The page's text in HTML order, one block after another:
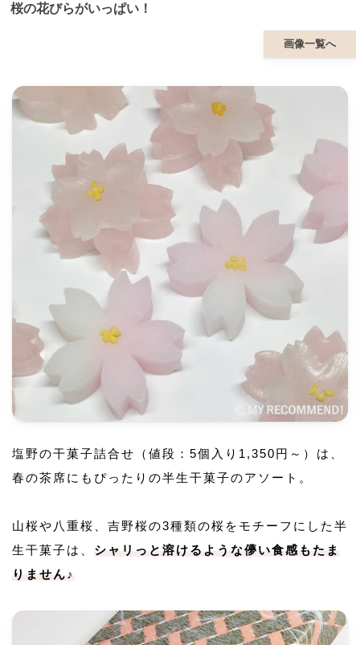
桜の花びらがいっぱい！
画像一覧へ
塩野の干菓子詰合せ（値段：5個入り1,350円～）は、
春の茶席にもぴったりの半生干菓子のアソート。
山桜や八重桜、吉野桜の3種類の桜をモチーフにした半
生干菓子は、 シャリっと溶けるような儚い食感もたま
りません♪